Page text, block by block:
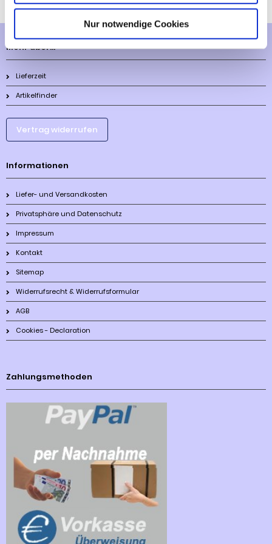
Nur notwendige Cookies
Mehr über...
Lieferzeit
Artikelfinder
Vertrag widerrufen
Informationen
Liefer- und Versandkosten
Privatsphäre und Datenschutz
Impressum
Kontakt
Sitemap
Widerrufsrecht & Widerrufsformular
AGB
Cookies - Declaration
Zahlungsmethoden